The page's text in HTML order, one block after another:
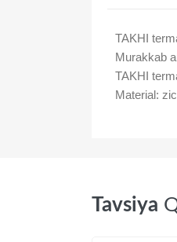
TAKHI
Murakkab
TAKHI
Material:
Tavsiya